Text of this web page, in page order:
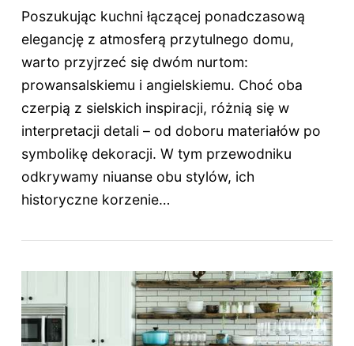
Poszukując kuchni łączącej ponadczasową
elegancję z atmosferą przytulnego domu,
warto przyjrzeć się dwóm nurtom:
prowansalskiemu i angielskiemu. Choć oba
czerpią z sielskich inspiracji, różnią się w
interpretacji detali – od doboru materiałów po
symbolikę dekoracji. W tym przewodniku
odkrywamy niuanse obu stylów, ich
historyczne korzenie…